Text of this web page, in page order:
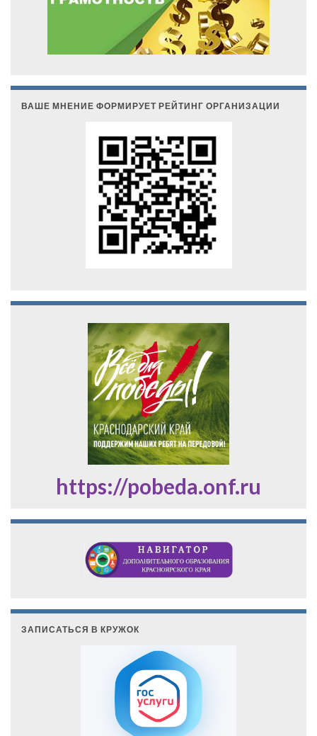
ВАШЕ МНЕНИЕ ФОРМИРУЕТ РЕЙТИНГ ОРГАНИЗАЦИИ
https://pobeda.onf.ru
ЗАПИСАТЬСЯ В КРУЖОК